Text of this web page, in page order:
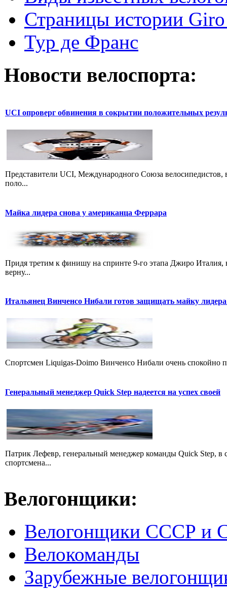
Страницы истории
Тур де Франс
Новости велоспорта:
UCI опроверг обвинения в сокрытии положительных
Представители UCI, Международного Союза
поло...
Майка лидера снова у американца Феррара
Придя третим к финишу на спринте 9-го этапа Джиро
верну...
Итальянец Винченсо Нибали готов защищать майку
Cпортсмен Liquigas-Doimo Винченсо Нибали очень спокойно
Генеральный менеджер Quick Step надеется на успех своей
Патрик Лефевр, генеральный менеджер команды Quick Step, в
спортсмена...
Велогонщики:
Велогонщики СССР и
Велокоманды
Зарубежные